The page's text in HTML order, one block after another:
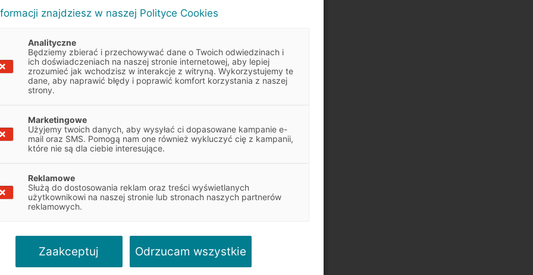
realna dynamika wynagrodzeń utrzymująca
powodują, że realny fundusz płac w sektorze
8,1% r/r. Stawarza to mocne podstawy
Programu 500+, tym bardziej, że
w historii. Opisuje je bieżący wskaźnik
tego wskaźnika jest ocena zmiany
w ciągu ostatnich 12 miesiącach. Po raz
(symboliczne +0,4 pkt.), co oznacza, że
się w badaniu, że jej się poprawiło.
znajdziesz w naszej Polityce Cookies
Analityczne
Będziemy zbierać i przechowywać dane o Twoich odwiedzinach i
ich doświadczeniach na naszej stronie internetowej, aby lepiej
zrozumieć jak wchodzisz w interakcje z witryną. Wykorzystujemy te
dane, aby naprawić błędy i poprawić komfort korzystania z naszej
strony.
Marketingowe
Użyjemy twoich danych, aby wysyłać ci dopasowane kampanie e-
mail oraz SMS. Pomogą nam one również wykluczyć cię z kampanii,
które nie są dla ciebie interesujące.
Reklamowe
Służą do dostosowania reklam oraz treści wyświetlanych
użytkownikowi na naszej stronie lub stronach naszych partnerów
reklamowych.
Zaakceptuj Odrzucam wszystkie